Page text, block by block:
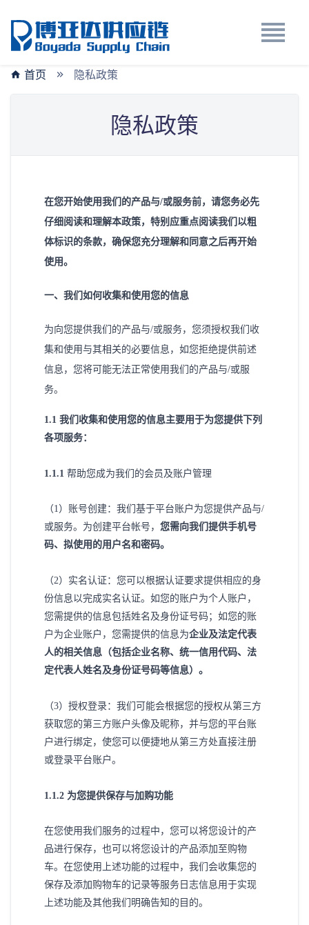
首页 隐私政策
隐私政策
在您开始使用我们的产品与/或服务前，请您务必先
仔细阅读和理解本政策，特别应重点阅读我们以粗
体标识的条款，确保您充分理解和同意之后再开始
使用。
一、我们如何收集和使用您的信息
为向您提供我们的产品与/或服务，您须授权我们收
集和使用与其相关的必要信息，如您拒绝提供前述
信息，您将可能无法正常使用我们的产品与/或服
务。
1.1 我们收集和使用您的信息主要用于为您提供下列
各项服务：
1.1.1 帮助您成为我们的会员及账户管理
（1）账号创建：我们基于平台账户为您提供产品与/
或服务。为创建平台帐号， 您需向我们提供手机号
码、拟使用的用户名和密码。
（2）实名认证：您可以根据认证要求提供相应的身
份信息以完成实名认证。如您的账户为个人账户，
您需提供的信息包括姓名及身份证号码；如您的账
户为企业账户，您需提供的信息为企业及法定代表
人的相关信息（包括企业名称、统一信用代码、法
定代表人姓名及身份证号码等信息）。
（3）授权登录：我们可能会根据您的授权从第三方
获取您的第三方账户头像及昵称，并与您的平台账
户进行绑定，使您可以便捷地从第三方处直接注册
或登录平台账户。
1.1.2 为您提供保存与加购功能
在您使用我们服务的过程中，您可以将您设计的产
品进行保存，也可以将您设计的产品添加至购物
车。在您使用上述功能的过程中，我们会收集您的
保存及添加购物车的记录等服务日志信息用于实现
上述功能及其他我们明确告知的目的。